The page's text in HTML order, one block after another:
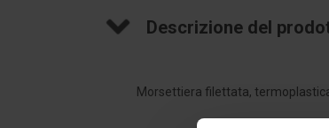
Descrizione del
Morsettiera filettata,